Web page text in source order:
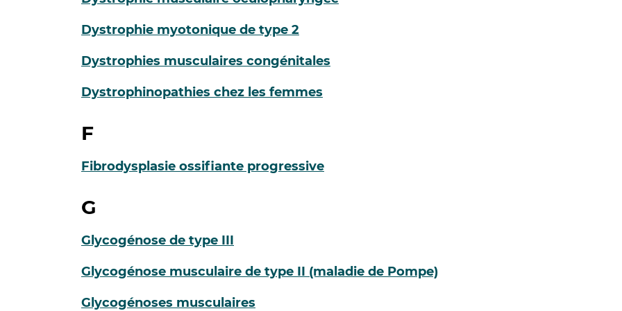
Dystrophie myotonique de type 2
Dystrophies musculaires congénitales
Dystrophinopathies chez les femmes
F
Fibrodysplasie ossifiante progressive
G
Glycogénose de type III
Glycogénose musculaire de type II (maladie de Pompe)
Glycogénoses musculaires